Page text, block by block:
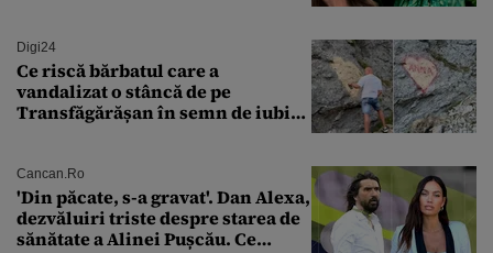
Digi24
Ce riscă bărbatul care a
vandalizat o stâncă de pe
Transfăgărășan în semn de iubire
Cancan.ro
'Din păcate, s-a gravat'. Dan Alexa,
dezvăluiri triste despre starea de
sănătate a Alinei Pușcău. Ce